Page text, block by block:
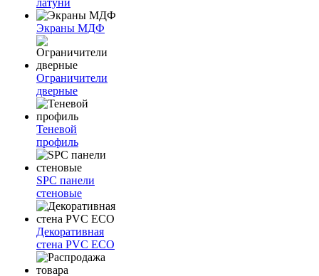
латуни
Экраны МДФ
Ограничители
дверные
Теневой
профиль
SPC панели
стеновые
Декоративная
стена PVC ECO